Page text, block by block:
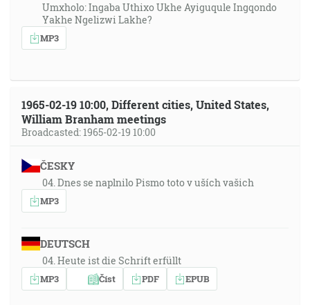
Umxholo: Ingaba Uthixo Ukhe Ayiguqule Ingqondo
Yakhe Ngelizwi Lakhe?
MP3
1965-02-19 10:00, Different cities, United States,
William Branham meetings
Broadcasted: 1965-02-19 10:00
ČESKY
04. Dnes se naplnilo Pismo toto v uších vašich
MP3
DEUTSCH
04. Heute ist die Schrift erfüllt
MP3 Číst PDF EPUB